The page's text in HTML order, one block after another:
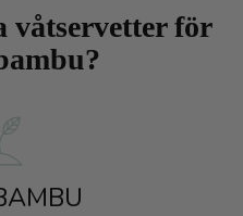
våtservetter för